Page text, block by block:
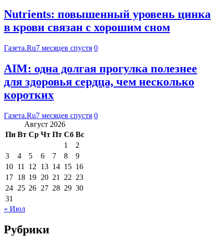
Nutrients: повышенный уровень цинка
в крови связан с хорошим сном
Газета.Ru7 месяцев спустя 0
АIМ: одна долгая прогулка полезнее
для здоровья сердца, чем несколько
коротких
Газета.Ru7 месяцев спустя 0
Август 2026
Пн Вт Ср Чт Пт Сб Вс
1
2
3
4 5 6 7 8
9
10 11 12 13 14 15 16
17 18 19 20 21 22 23
24 25 26 27 28 29 30
31
« Июл
Рубрики